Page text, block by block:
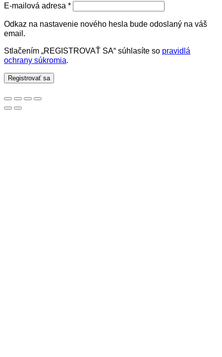
E-mailová adresa *Povinné
Odkaz na nastavenie nového hesla bude odoslaný na váš
email.
Stlačením „REGISTROVAŤ SA“ súhlasíte so pravidlá
ochrany súkromia.
Registrovať sa